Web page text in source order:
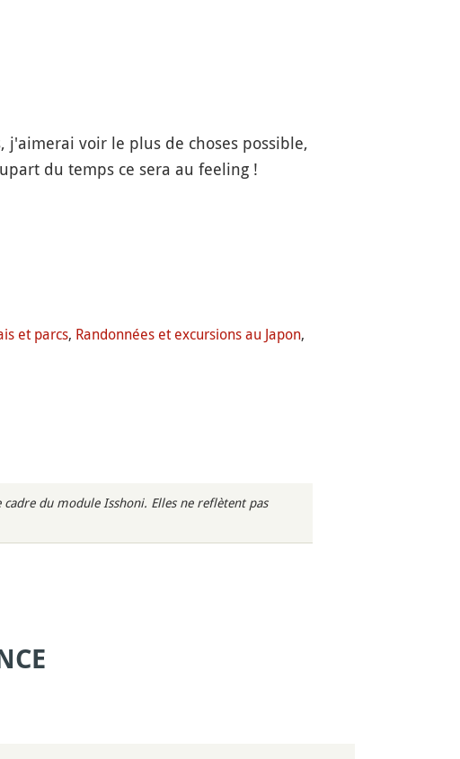
voir le plus de choses possible,
du temps ce sera au feeling !
et parcs, Randonnées et excursions au Japon,
du module Isshoni. Elles ne reflètent pas